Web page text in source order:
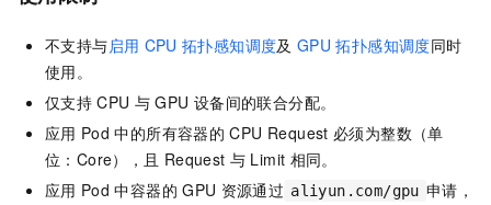
不支持与启用 CPU 拓扑感知调度及 GPU 拓扑感知调度同时
使用。
仅支持 CPU 与 GPU 设备间的联合分配。
应用 Pod 中的所有容器的 CPU Request 必须为整数（单
位：Core），且 Request 与 Limit 相同。
应用 Pod 中容器的 GPU 资源通过 aliyun.com/gpu 申请，